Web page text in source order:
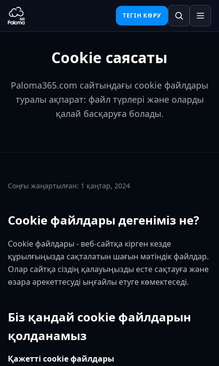
ТЕГІН КӨРУ
Cookie саясаты
Paloma365.com сайтындағы cookie файлдары
туралы ақпарат: файл түрлері және оларды
қалай басқаруға болады.
Соңғы жаңартылған: 1 қаңтар, 2024
Cookie файлдары дегеніміз не?
Cookie файлдары - веб-сайтқа кірген кезде
құрылғыңызда сақталатын шағын мәтіндік файлдар.
Олар сайтқа сіздің қалауыңызды есте сақтауға және
өзара әрекеттесуді ыңғайлы етуге көмектеседі.
Біз қандай cookie файлдарын
қолданамыз
Қажетті cookie файлдары